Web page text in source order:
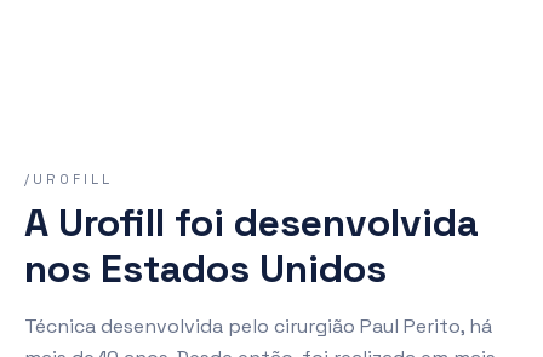
/UROFILL
A Urofill foi desenvolvida
nos Estados Unidos
Técnica desenvolvida pelo cirurgião Paul Perito, há